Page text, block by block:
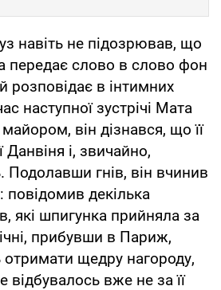
не підозрював, що
передає слово в слово фон
розповідає в інтимних
наступної зустрічі Мата
він дізнався, що її
Данвіня і, звичайно,
Подолавши гнів, він вчинив
повідомив декілька
які шпигунка прийняла за
прибувши в Париж,
отримати щедру нагороду,
відбувалось вже не за її